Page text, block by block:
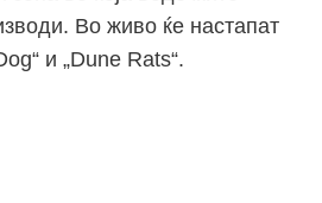
Во живо ќе настапат
и „Dune Rats“.